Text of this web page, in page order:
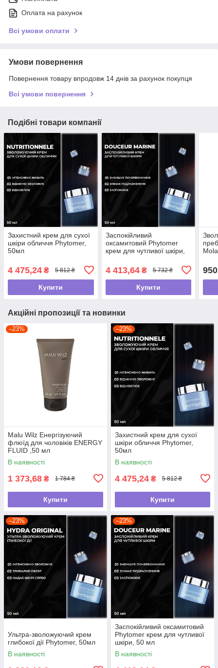
Оплата на рахунок
Всі умови оплати
Умови повернення
Повернення товару впродовж 14 днів за рахунок покупця
Всі умови повернення
Подібні товари компанії
Захистний крем для сухої
шкіри обличчя Phytomer,
50мл
4 475,24 ₴ 5 812 ₴
Купити
Заспокійливий
оксамитовий Phytomer
крем для чутливої шкіри,
4 413,64₴ 5 732 ₴
Купити
950
Акційні пропозиції та новинки
–23%
Malu Wilz Енергізуючий
флюїд для чоловіків ENERGY
FLUID ,50 мл
В наявності
1 373,68 ₴ 1 784 ₴
Купити
–23%
Захистний крем для сухої
шкіри обличчя Phytomer,
50мл
В наявності
4 475,24 ₴ 5 812 ₴
Купити
–23%
Ультра-зволожуючий крем
глибокої дії Phytomer, 50мл
В наявності
–23%
Заспокійливий оксамитовий
Phytomer крем для чутливої
шкіри, 50 мл
В наявності